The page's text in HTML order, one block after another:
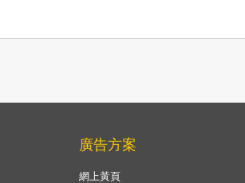
廣告方案
網上黃頁